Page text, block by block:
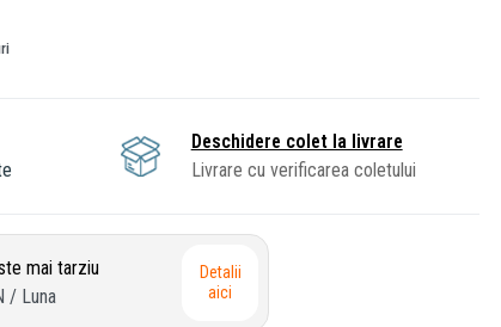
Deschidere colet la livrare
Livrare cu verificarea coletului
mai tarziu
/ Luna
Detalii
aici